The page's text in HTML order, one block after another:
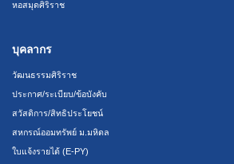
หอสมุดศิริราช
บุคลากร
วัฒนธรรมศิริราช
ประกาศ/ระเบียบ/ข้อบังคับ
สวัสดิการ/สิทธิประโยชน์
สหกรณ์ออมทรัพย์ ม.มหิดล
ใบแจ้งรายได้ (E-PY)